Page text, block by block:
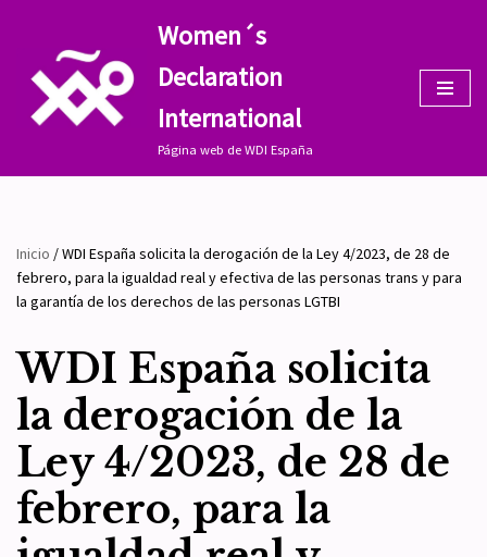
contenido
Women´s
Declaration
International
Página web de WDI España
Inicio /WDI España solicita la derogación de la Ley 4/2023, de 28 de
febrero, para la igualdad real y efectiva de las personas trans y para
la garantía de los derechos de las personas LGTBI
WDI España solicita
la derogación de la
Ley 4/2023, de 28 de
febrero, para la